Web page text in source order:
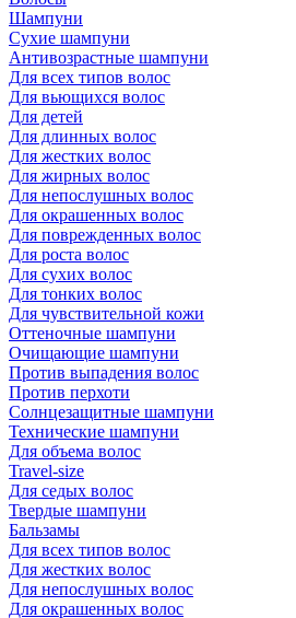
Шампуни
Сухие шампуни
Антивозрастные шампуни
Для всех типов волос
Для вьющихся волос
Для детей
Для длинных волос
Для жестких волос
Для жирных волос
Для непослушных волос
Для окрашенных волос
Для поврежденных волос
Для роста волос
Для сухих волос
Для тонких волос
Для чувствительной кожи
Оттеночные шампуни
Очищающие шампуни
Против выпадения волос
Против перхоти
Солнцезащитные шампуни
Технические шампуни
Для объема волос
Travel-size
Для седых волос
Твердые шампуни
Бальзамы
Для всех типов волос
Для жестких волос
Для непослушных волос
Для окрашенных волос